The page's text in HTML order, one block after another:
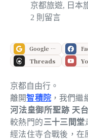
京都旅遊, 日本
2 則留言
Google 偏好來源
Threads
京都自由行。
離開智積院，我們繼
河法皇御所聖跡 天
較熱門的三十三間堂
經法住寺合戰後，在